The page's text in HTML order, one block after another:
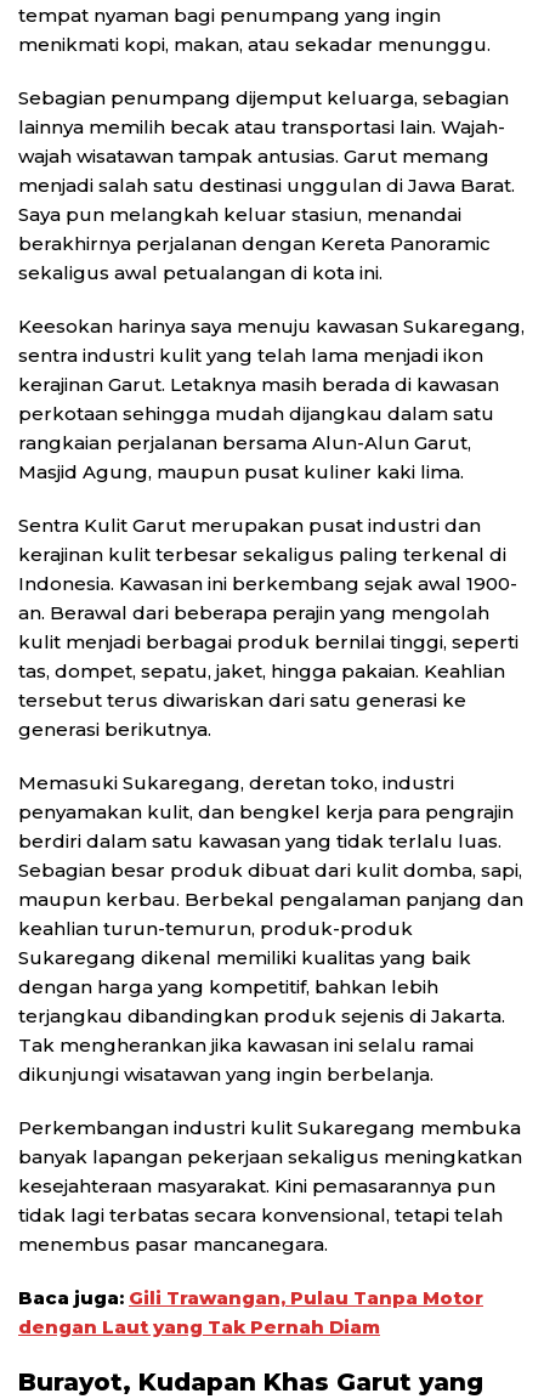
tempat nyaman bagi penumpang yang ingin
menikmati kopi, makan, atau sekadar menunggu.
Sebagian penumpang dijemput keluarga, sebagian
lainnya memilih becak atau transportasi lain. Wajah-
wajah wisatawan tampak antusias. Garut memang
menjadi salah satu destinasi unggulan di Jawa Barat.
Saya pun melangkah keluar stasiun, menandai
berakhirnya perjalanan dengan Kereta Panoramic
sekaligus awal petualangan di kota ini.
Keesokan harinya saya menuju kawasan Sukaregang,
sentra industri kulit yang telah lama menjadi ikon
kerajinan Garut. Letaknya masih berada di kawasan
perkotaan sehingga mudah dijangkau dalam satu
rangkaian perjalanan bersama Alun-Alun Garut,
Masjid Agung, maupun pusat kuliner kaki lima.
Sentra Kulit Garut merupakan pusat industri dan
kerajinan kulit terbesar sekaligus paling terkenal di
Indonesia. Kawasan ini berkembang sejak awal 1900-
an. Berawal dari beberapa perajin yang mengolah
kulit menjadi berbagai produk bernilai tinggi, seperti
tas, dompet, sepatu, jaket, hingga pakaian. Keahlian
tersebut terus diwariskan dari satu generasi ke
generasi berikutnya.
Memasuki Sukaregang, deretan toko, industri
penyamakan kulit, dan bengkel kerja para pengrajin
berdiri dalam satu kawasan yang tidak terlalu luas.
Sebagian besar produk dibuat dari kulit domba, sapi,
maupun kerbau. Berbekal pengalaman panjang dan
keahlian turun-temurun, produk-produk
Sukaregang dikenal memiliki kualitas yang baik
dengan harga yang kompetitif, bahkan lebih
terjangkau dibandingkan produk sejenis di Jakarta.
Tak mengherankan jika kawasan ini selalu ramai
dikunjungi wisatawan yang ingin berbelanja.
Perkembangan industri kulit Sukaregang membuka
banyak lapangan pekerjaan sekaligus meningkatkan
kesejahteraan masyarakat. Kini pemasarannya pun
tidak lagi terbatas secara konvensional, tetapi telah
menembus pasar mancanegara.
Baca juga: Gili Trawangan, Pulau Tanpa Motor
dengan Laut yang Tak Pernah Diam
Burayot, Kudapan Khas Garut yang